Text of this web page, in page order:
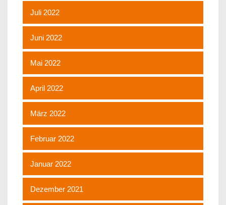
Juli 2022
Juni 2022
Mai 2022
April 2022
März 2022
Februar 2022
Januar 2022
Dezember 2021